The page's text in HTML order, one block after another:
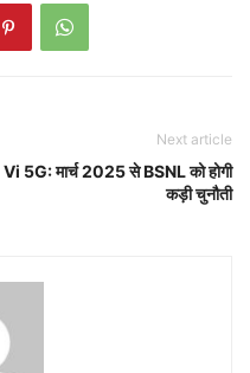
Next article
Vi 5G: मार्च 2025 से BSNL को होगी
कड़ी चुनौती